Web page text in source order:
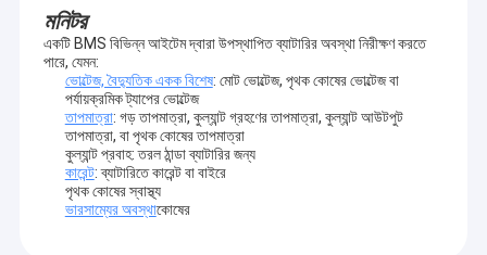
সেন্ট্রিফিউগাল স্লারি পাম্প
হেভি ডিউটি ​​স্লারি পাম্প
জলের উৎস তাপ পাম্প
হাইড্রনিক হিট পাম্প
সুইমিং পুল হিট পাম্প
মনিটর
একটি BMS বিভিন্ন আইটেম দ্বারা উপস্থাপিত ব্যাটারির অবস্থা নিরীক্ষণ করতে
পারে, যেমন:
ভোল্টেজ, বৈদ্যুতিক একক বিশেষ: মোট ভোল্টেজ, পৃথক কোষের ভোল্টেজ বা
পর্যায়ক্রমিক ট্যাপের ভোল্টেজ
তাপমাত্রা: গড় তাপমাত্রা, কুল্যান্ট গ্রহণের তাপমাত্রা, কুল্যান্ট আউটপুট
তাপমাত্রা, বা পৃথক কোষের তাপমাত্রা
কুল্যান্ট প্রবাহ: তরল ঠান্ডা ব্যাটারির জন্য
কারেন্ট: ব্যাটারিতে কারেন্ট বা বাইরে
পৃথক কোষের স্বাস্থ্য
ভারসাম্যের অবস্থাকোষের